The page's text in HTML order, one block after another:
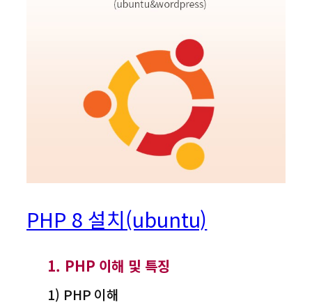
PHP 8 설치(ubuntu)
1. PHP 이해 및 특징
1) PHP 이해